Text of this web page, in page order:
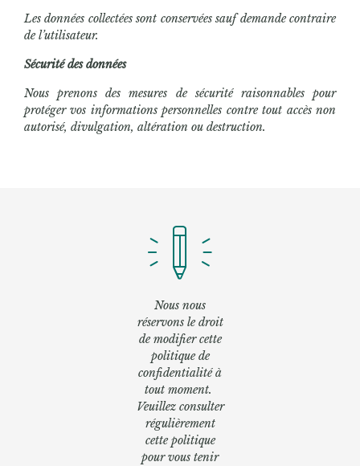
Les données collectées sont conservées sauf demande contraire
de l’utilisateur.
Sécurité des données
Nous prenons des mesures de sécurité raisonnables pour
protéger vos informations personnelles contre tout accès non
autorisé, divulgation, altération ou destruction.
Nous nous
réservons le droit
de modifier cette
politique de
confidentialité à
tout moment.
Veuillez consulter
régulièrement
cette politique
pour vous tenir